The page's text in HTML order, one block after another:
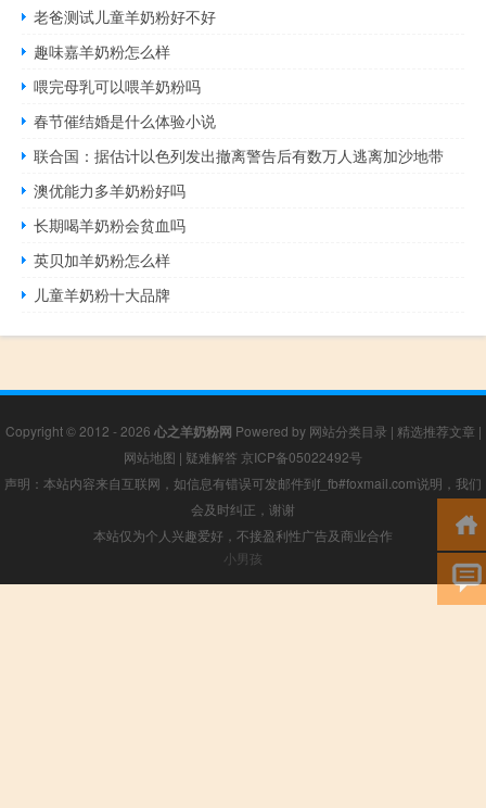
老爸测试儿童羊奶粉好不好
趣味嘉羊奶粉怎么样
喂完母乳可以喂羊奶粉吗
春节催结婚是什么体验小说
联合国：据估计以色列发出撤离警告后有数万人逃离加沙地带
澳优能力多羊奶粉好吗
长期喝羊奶粉会贫血吗
英贝加羊奶粉怎么样
儿童羊奶粉十大品牌
Copyright © 2012 - 2026 心之羊奶粉网 Powered by 网站分类目录 | 精选推荐文章 |
网站地图 | 疑难解答 京ICP备05022492号
声明：本站内容来自互联网，如信息有错误可发邮件到f_fb#foxmail.com说明，我们
会及时纠正，谢谢
本站仅为个人兴趣爱好，不接盈利性广告及商业合作
小男孩